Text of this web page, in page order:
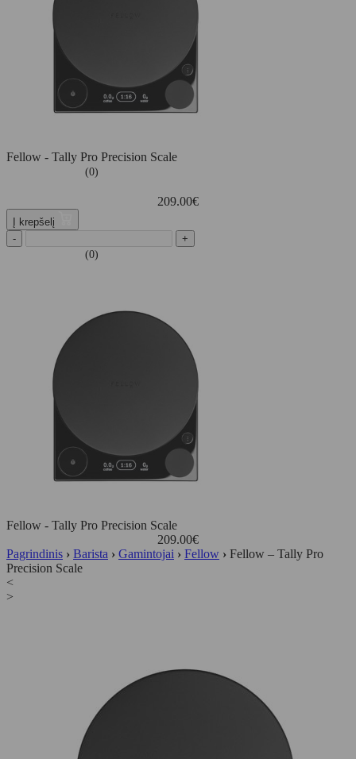
Fellow - Tally Pro Precision Scale
(0)
209.00€
Į krepšelį
-
+
(0)
Fellow - Tally Pro Precision Scale
209.00€
Pagrindinis › Barista › Gamintojai › Fellow › Fellow – Tally Pro
Precision Scale
<
>